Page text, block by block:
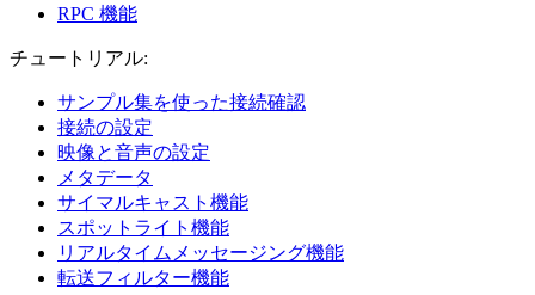
RPC 機能
チュートリアル:
サンプル集を使った接続確認
接続の設定
映像と音声の設定
メタデータ
サイマルキャスト機能
スポットライト機能
リアルタイムメッセージング機能
転送フィルター機能